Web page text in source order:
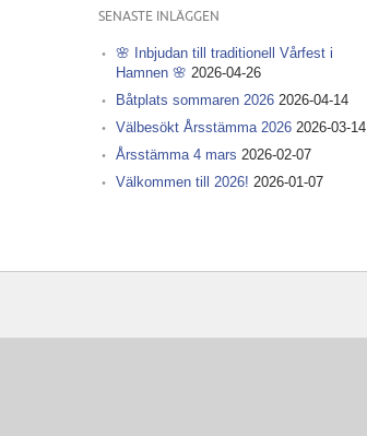
SENASTE INLÄGGEN
🌸 Inbjudan till traditionell Vårfest i
Hamnen 🌸 2026-04-26
Båtplats sommaren 2026 2026-04-14
Välbesökt Årsstämma 2026 2026-03-14
Årsstämma 4 mars 2026-02-07
Välkommen till 2026! 2026-01-07